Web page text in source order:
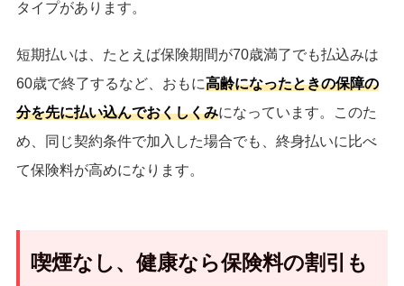
タイプがあります。
短期払いは、たとえば保険期間が70歳満了でも払込みは
60歳で終了するなど、おもに高齢になったときの保障の
分を先に払い込んでおくしくみになっています。このた
め、同じ契約条件で加入した場合でも、終身払いに比べ
て保険料が高めになります。
喫煙なし、健康なら保険料の割引も